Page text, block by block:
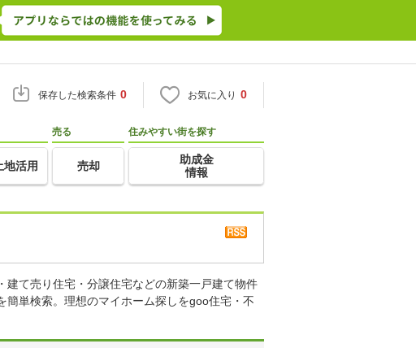
保存した検索条件 0 お気に入り 0
地活用
売る
売却
住みやすい街を探す
助成金
情報
て売り住宅・分譲住宅などの新築一戸建て物件
単検索。理想のマイホーム探しをgoo住宅・不